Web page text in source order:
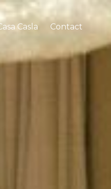
Casla Contact